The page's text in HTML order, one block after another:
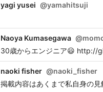
yagi yusei @yamahitsuji
Naoya Kumasegawa @
30歳からエンジニア😃 http://
naoki fisher @naoki_fisher
掲載内容はあくまで私自身の